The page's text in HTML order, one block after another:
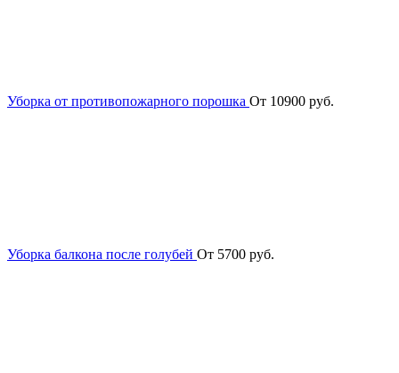
Уборка от противопожарного порошка От 10900 руб.
Уборка балкона после голубей От 5700 руб.